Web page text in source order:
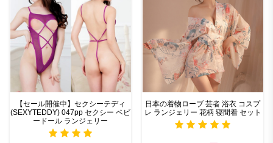
【セール開催中】セクシーテディ
(SEXYTEDDY) 047pp セクシー ベビ
ードール ランジェリー
日本の着物ローブ 芸者 浴衣 コスプ
レ ランジェリー 花柄 寝間着 セット